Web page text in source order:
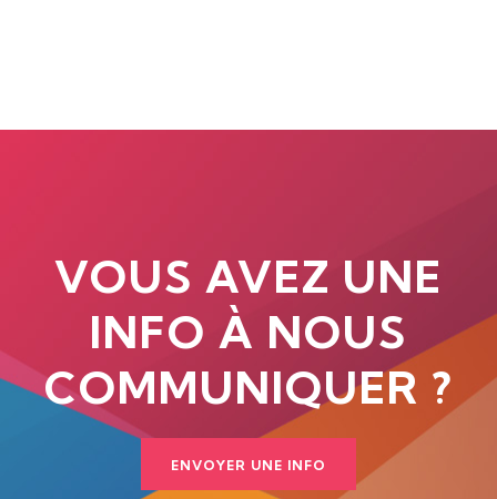
VOUS AVEZ UNE
INFO À NOUS
COMMUNIQUER ?
ENVOYER UNE INFO